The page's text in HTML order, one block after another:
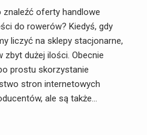
znaleźć oferty handlowe
do rowerów? Kiedyś, gdy
liczyć na sklepy stacjonarne,
zbyt dużej ilości. Obecnie
prostu skorzystanie
stron internetowych
ale są także…